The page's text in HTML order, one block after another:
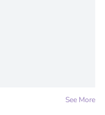
See More